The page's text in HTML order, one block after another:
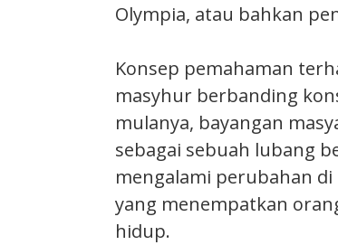
Olympia, atau bahkan
Konsep pemahaman
masyhur berbanding
mulanya, bayangan
sebagai sebuah lubang
mengalami perubahan
yang menempatkan
hidup.